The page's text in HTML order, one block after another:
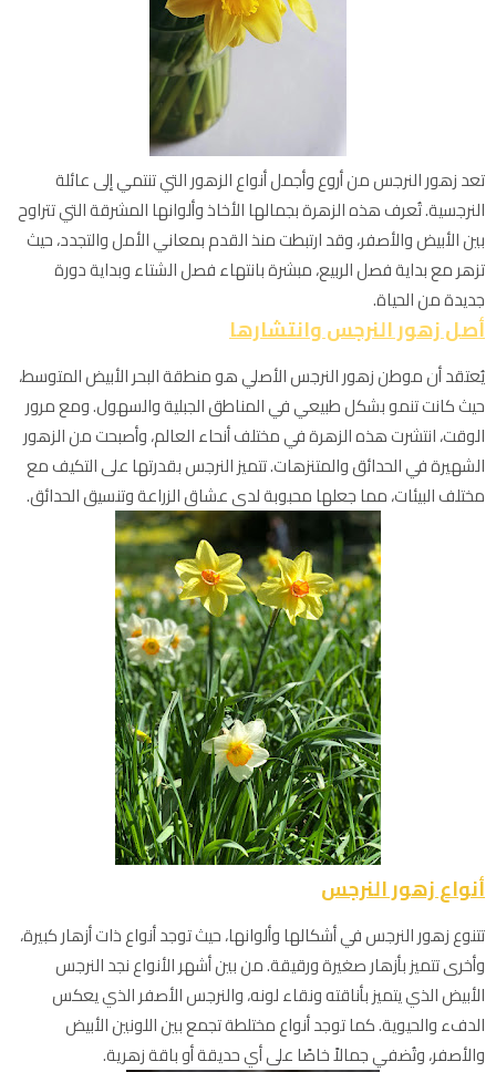
تعد زهور النرجس من أروع وأجمل أنواع الزهور التي تنتمي إلى عائلة
النرجسية. تُعرف هذه الزهرة بجمالها الأخاذ وألوانها المشرقة التي تتراوح
بين الأبيض والأصفر، وقد ارتبطت منذ القدم بمعاني الأمل والتجدد، حيث
تزهر مع بداية فصل الربيع، مبشرة بانتهاء فصل الشتاء وبداية دورة
جديدة من الحياة.
أصل زهور النرجس وانتشارها
يُعتقد أن موطن زهور النرجس الأصلي هو منطقة البحر الأبيض المتوسط،
حيث كانت تنمو بشكل طبيعي في المناطق الجبلية والسهول. ومع مرور
الوقت، انتشرت هذه الزهرة في مختلف أنحاء العالم، وأصبحت من الزهور
الشهيرة في الحدائق والمتنزهات. تتميز النرجس بقدرتها على التكيف مع
مختلف البيئات، مما جعلها محبوبة لدى عشاق الزراعة وتنسيق الحدائق.
أنواع زهور النرجس
تتنوع زهور النرجس في أشكالها وألوانها، حيث توجد أنواع ذات أزهار كبيرة،
وأخرى تتميز بأزهار صغيرة ورقيقة. من بين أشهر الأنواع نجد النرجس
الأبيض الذي يتميز بأناقته ونقاء لونه، والنرجس الأصفر الذي يعكس
الدفء والحيوية. كما توجد أنواع مختلطة تجمع بين اللونين الأبيض
والأصفر، وتُضفي جمالاً خاصًا على أي حديقة أو باقة زهرية.